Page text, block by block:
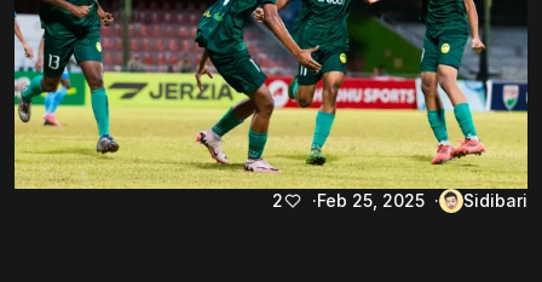
Sidibari
Feb 25, 2025
2